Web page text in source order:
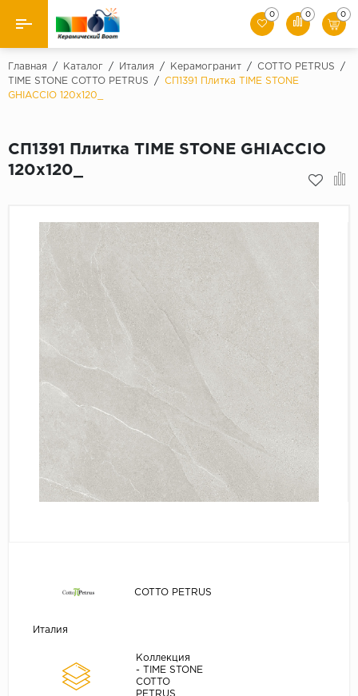
Назад
Производители
Керамогранит
Искусственный камень
Клинкер
0 0 0
Главная / Каталог / Италия / Керамогранит / COTTO PETRUS
/
TIME STONE COTTO PETRUS
/
СП1391 Плитка TIME STONE
GHIACCIO 120x120_
СП1391 Плитка TIME STONE GHIACCIO
120x120_
COTTO PETRUS
Италия
Коллекция
- TIME STONE
COTTO